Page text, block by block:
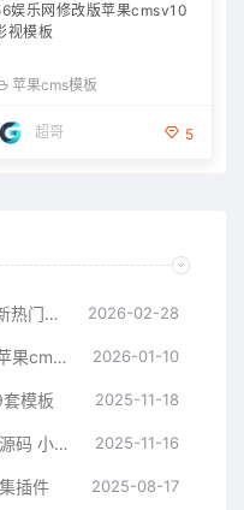
娱乐网修改版苹果cmsv10
视模板
苹果cms模板
超哥 5
首涂第三十五套苹果CMSv10最新热门短剧模板 2026-02-28
首涂三十一套和首涂三十二套，苹果cms付费模板 2026-01-10
模板 2025-11-18
鱿鱼视频模板 MDYS12麻豆模板源码 小说网站源码模板 2025-11-16
插件 2025-08-17